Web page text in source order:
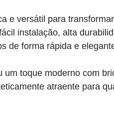
e versátil para
instalação, alta
de forma rápida e
toque moderno com
atraente para